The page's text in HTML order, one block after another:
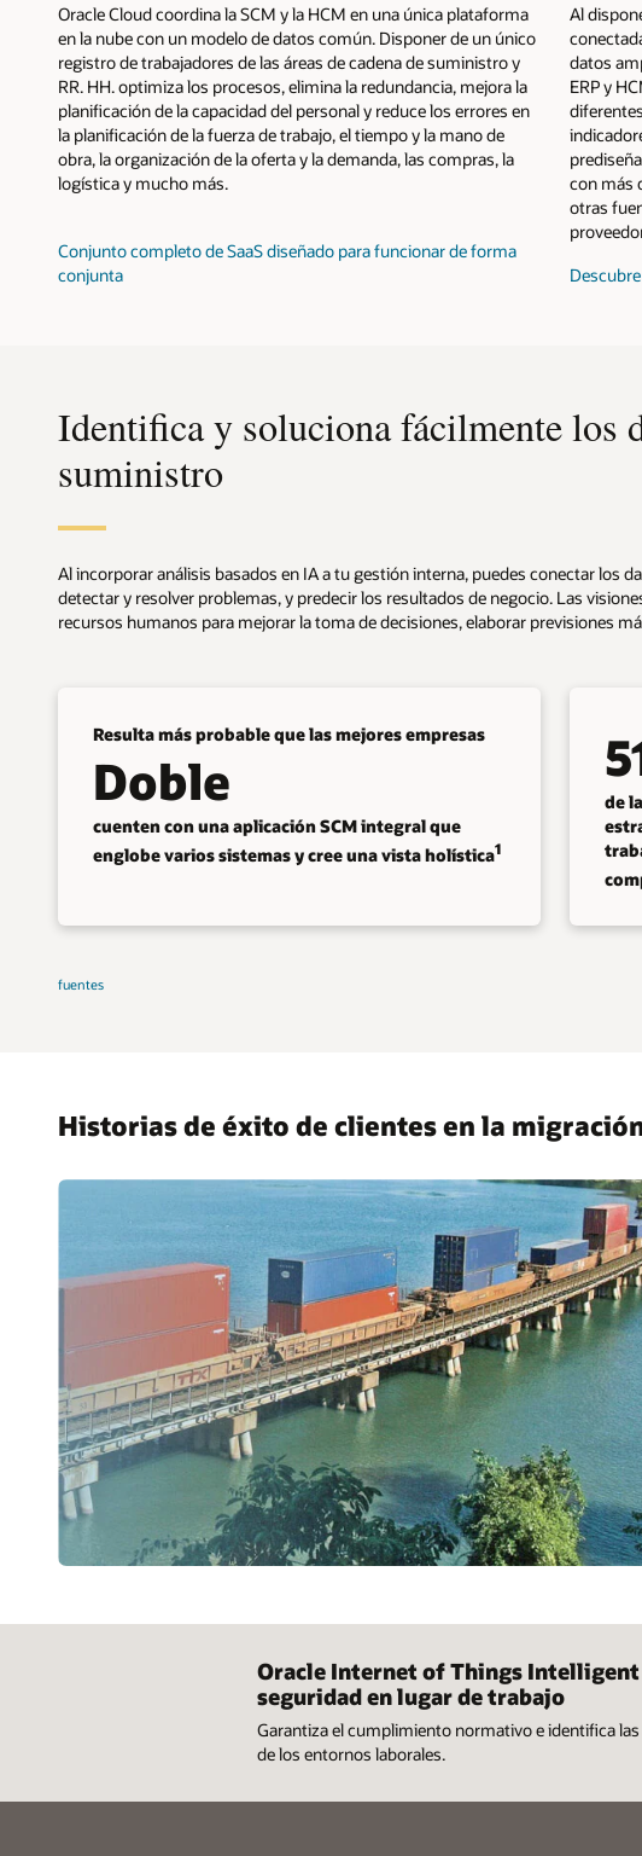
Oracle Cloud coordina la SCM y la HCM en una única plataforma
en la nube con un modelo de datos común. Disponer de un único
registro de trabajadores de las áreas de cadena de suministro y
RR. HH. optimiza los procesos, elimina la redundancia, mejora la
planificación de la capacidad del personal y reduce los errores en
la planificación de la fuerza de trabajo, el tiempo y la mano de
obra, la organización de la oferta y la demanda, las compras, la
logística y mucho más.
Conjunto completo de SaaS diseñado para funcionar de forma
conjunta
Al
datos
ERP y
con más
otras
Identifica y soluciona fácilmente los
suministro
Al incorporar análisis basados en IA a tu gestión interna, puedes conectar los
detectar y resolver problemas, y predecir los resultados de negocio. Las
recursos humanos para mejorar la toma de decisiones, elaborar previsiones
Resulta más probable que las mejores empresas
Doble
cuenten con una aplicación SCM integral que
englobe varios sistemas y cree una vista holística1
de
fuentes
Historias de éxito de clientes en la
Oracle Internet of Things
seguridad en lugar de trabajo
Garantiza el cumplimiento normativo e identifica
de los entornos laborales.